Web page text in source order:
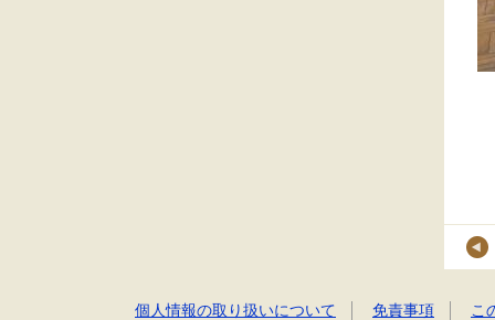
個人情報の取り扱いについて 免責事項 こ